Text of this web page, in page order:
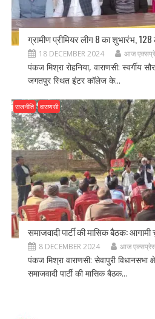
ग्रामीण प्रीमियर लीग 8 का शुभारंभ, 128
18 DECEMBER 2024 आज
पंकज मिश्रा रोहनिया, वाराणसी: स्वर्गीय
जगतपुर स्थित इंटर कॉलेज के...
राजनीति वाराणसी
समाजवादी पार्टी की मासिक बैठक: आगामी
8 DECEMBER 2024 आज
पंकज मिश्रा वाराणसी: सेवापुरी
समाजवादी पार्टी की मासिक बैठक...